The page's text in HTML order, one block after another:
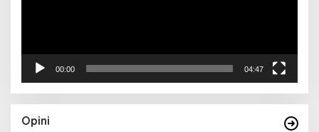
00:00 04:47
Opini